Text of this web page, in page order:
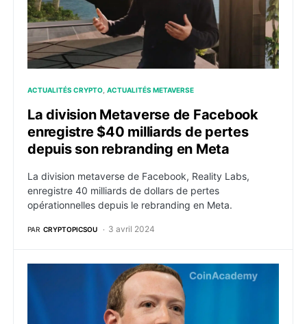
ACTUALITÉS CRYPTO ACTUALITÉS METAVERSE
La division Metaverse de Facebook
enregistre $40 milliards de pertes
depuis son rebranding en Meta
La division metaverse de Facebook, Reality Labs,
enregistre 40 milliards de dollars de pertes
opérationnelles depuis le rebranding en Meta.
PAR CRYPTOPICSOU 3 avril 2024
Reality Labs de Meta enregistre un revenu record